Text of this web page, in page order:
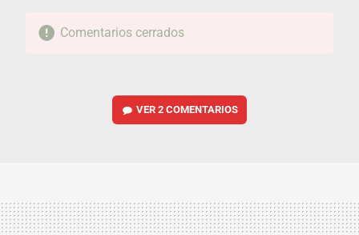
Comentarios cerrados
VER2 COMENTARIOS